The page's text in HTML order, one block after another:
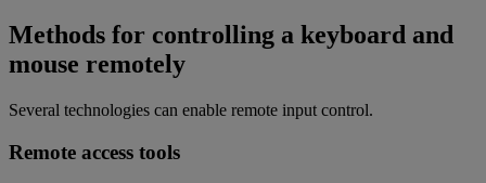
Methods for controlling a keyboard and
mouse remotely
Several technologies can enable remote input control.
Remote access tools